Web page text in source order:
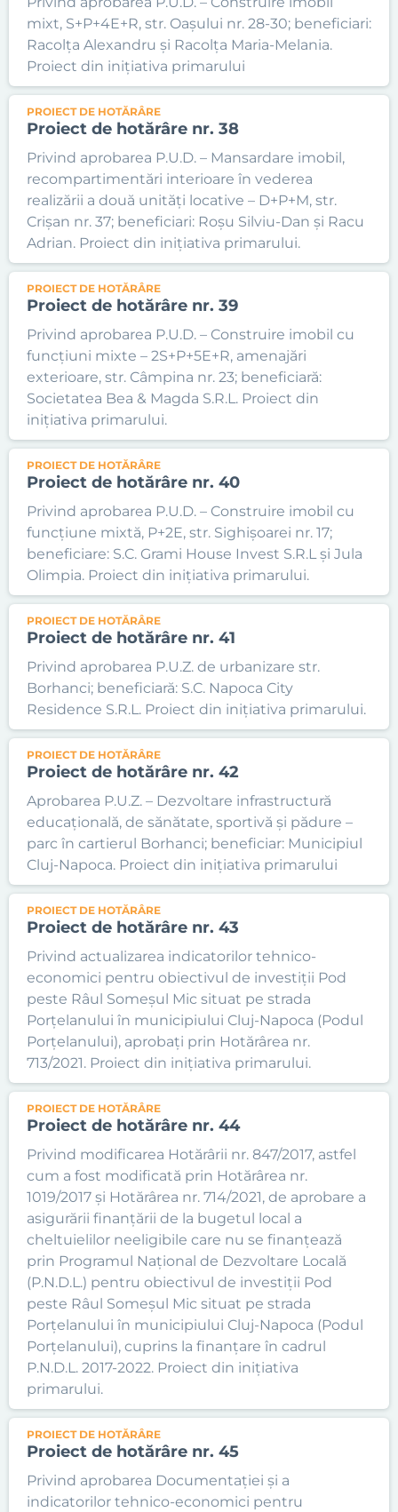
mixt, S+P+4E+R, str. Oașului nr. 28-30; beneficiari:
Racolța Alexandru și Racolța Maria-Melania.
Proiect din inițiativa primarului
PROIECT DE HOTĂRÂRE
Proiect de hotărâre nr. 38
Privind aprobarea P.U.D. – Mansardare imobil,
recompartimentări interioare în vederea
realizării a două unități locative – D+P+M, str.
Crișan nr. 37; beneficiari: Roșu Silviu-Dan și Racu
Adrian. Proiect din inițiativa primarului.
PROIECT DE HOTĂRÂRE
Proiect de hotărâre nr. 39
Privind aprobarea P.U.D. – Construire imobil cu
funcțiuni mixte – 2S+P+5E+R, amenajări
exterioare, str. Câmpina nr. 23; beneficiară:
Societatea Bea & Magda S.R.L. Proiect din
inițiativa primarului.
PROIECT DE HOTĂRÂRE
Proiect de hotărâre nr. 40
Privind aprobarea P.U.D. – Construire imobil cu
funcțiune mixtă, P+2E, str. Sighișoarei nr. 17;
beneficiare: S.C. Grami House Invest S.R.L și Jula
Olimpia. Proiect din inițiativa primarului.
PROIECT DE HOTĂRÂRE
Proiect de hotărâre nr. 41
Privind aprobarea P.U.Z. de urbanizare str.
Borhanci; beneficiară: S.C. Napoca City
Residence S.R.L. Proiect din inițiativa primarului.
PROIECT DE HOTĂRÂRE
Proiect de hotărâre nr. 42
Aprobarea P.U.Z. – Dezvoltare infrastructură
educațională, de sănătate, sportivă și pădure –
parc în cartierul Borhanci; beneficiar: Municipiul
Cluj-Napoca. Proiect din inițiativa primarului
PROIECT DE HOTĂRÂRE
Proiect de hotărâre nr. 43
Privind actualizarea indicatorilor tehnico-
economici pentru obiectivul de investiții Pod
peste Râul Someșul Mic situat pe strada
Porțelanului în municipiului Cluj-Napoca (Podul
Porțelanului), aprobați prin Hotărârea nr.
713/2021. Proiect din inițiativa primarului.
PROIECT DE HOTĂRÂRE
Proiect de hotărâre nr. 44
Privind modificarea Hotărârii nr. 847/2017, astfel
cum a fost modificată prin Hotărârea nr.
1019/2017 și Hotărârea nr. 714/2021, de aprobare a
asigurării finanțării de la bugetul local a
cheltuielilor neeligibile care nu se finanțează
prin Programul Național de Dezvoltare Locală
(P.N.D.L.) pentru obiectivul de investiții Pod
peste Râul Someșul Mic situat pe strada
Porțelanului în municipiului Cluj-Napoca (Podul
Porțelanului), cuprins la finanțare în cadrul
P.N.D.L. 2017-2022. Proiect din inițiativa
primarului.
PROIECT DE HOTĂRÂRE
Proiect de hotărâre nr. 45
Privind aprobarea Documentației și a
indicatorilor tehnico-economici pentru